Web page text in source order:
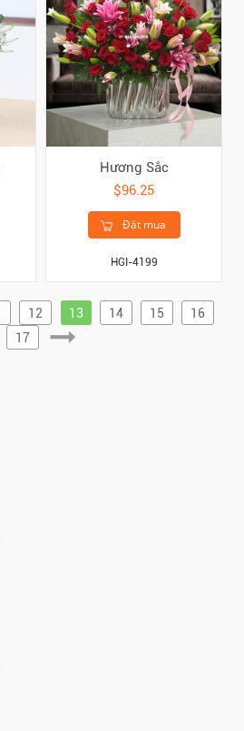
Hương Sắc
$96.25
Đặt mua
HGI-4199
12 13 14 15
16
17